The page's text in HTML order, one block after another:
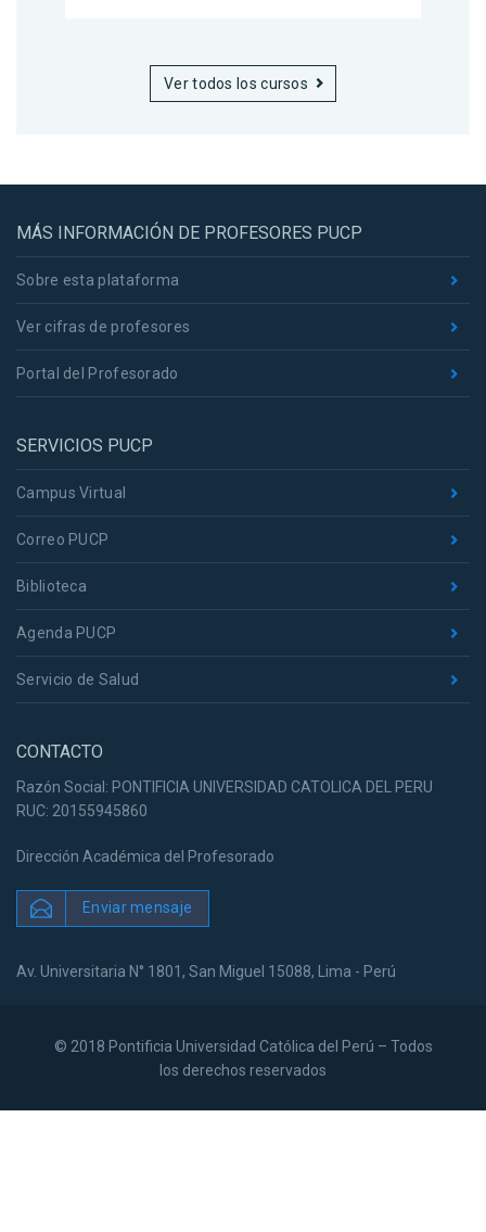
Ver todos los cursos
MÁS INFORMACIÓN DE PROFESORES PUCP
Sobre esta plataforma
Ver cifras de profesores
Portal del Profesorado
SERVICIOS PUCP
Campus Virtual
Correo PUCP
Biblioteca
Agenda PUCP
Servicio de Salud
CONTACTO
Razón Social: PONTIFICIA UNIVERSIDAD CATOLICA DEL PERU
RUC: 20155945860
Dirección Académica del Profesorado
Enviar mensaje
Av. Universitaria N° 1801, San Miguel 15088, Lima - Perú
© 2018 Pontificia Universidad Católica del Perú – Todos
los derechos reservados